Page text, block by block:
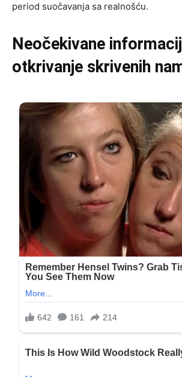
period suočavanja sa realnošću.
Neočekivane
otkrivanje skrivenih